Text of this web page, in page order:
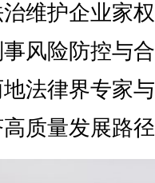
维护企业家
风险防控与
法律界专家
质量发展路